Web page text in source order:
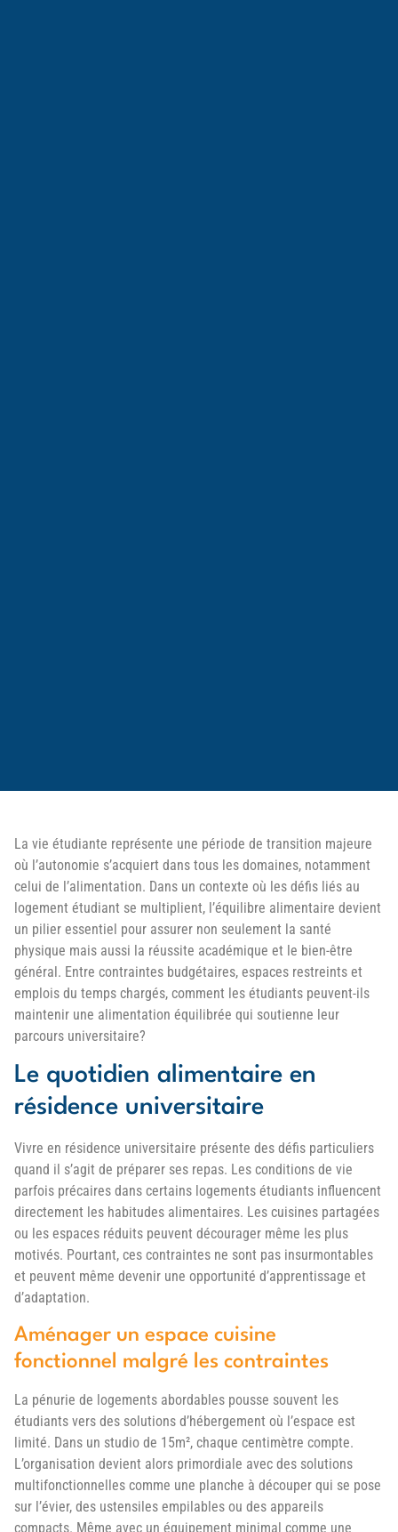
La vie étudiante représente une période de transition majeure
où l’autonomie s’acquiert dans tous les domaines, notamment
celui de l’alimentation. Dans un contexte où les défis liés au
logement étudiant se multiplient, l’équilibre alimentaire devient
un pilier essentiel pour assurer non seulement la santé
physique mais aussi la réussite académique et le bien-être
général. Entre contraintes budgétaires, espaces restreints et
emplois du temps chargés, comment les étudiants peuvent-ils
maintenir une alimentation équilibrée qui soutienne leur
parcours universitaire?
Le quotidien alimentaire en
résidence universitaire
Vivre en résidence universitaire présente des défis particuliers
quand il s’agit de préparer ses repas. Les conditions de vie
parfois précaires dans certains logements étudiants influencent
directement les habitudes alimentaires. Les cuisines partagées
ou les espaces réduits peuvent décourager même les plus
motivés. Pourtant, ces contraintes ne sont pas insurmontables
et peuvent même devenir une opportunité d’apprentissage et
d’adaptation.
Aménager un espace cuisine
fonctionnel malgré les contraintes
La pénurie de logements abordables pousse souvent les
étudiants vers des solutions d’hébergement où l’espace est
limité. Dans un studio de 15m², chaque centimètre compte.
L’organisation devient alors primordiale avec des solutions
multifonctionnelles comme une planche à découper qui se pose
sur l’évier, des ustensiles empilables ou des appareils
compacts. Même avec un équipement minimal comme une